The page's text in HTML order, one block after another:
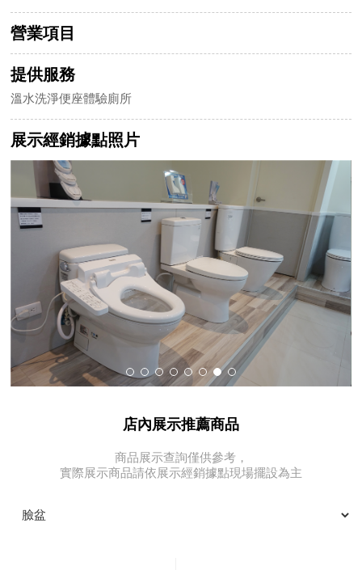
營業項目
提供服務
溫水洗淨便座體驗廁所
展示經銷據點照片
店內展示推薦商品
商品展示查詢僅供參考，
實際展示商品請依展示經銷據點現場擺設為主